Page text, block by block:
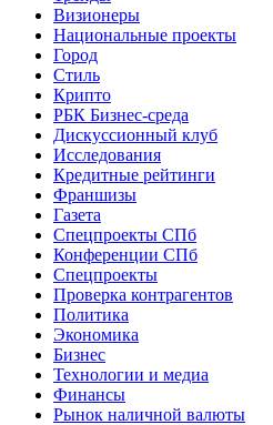
Визионеры
Национальные проекты
Город
Стиль
Крипто
РБК Бизнес-среда
Дискуссионный клуб
Исследования
Кредитные рейтинги
Франшизы
Газета
Спецпроекты СПб
Конференции СПб
Спецпроекты
Проверка контрагентов
Политика
Экономика
Бизнес
Технологии и медиа
Финансы
Рынок наличной валюты